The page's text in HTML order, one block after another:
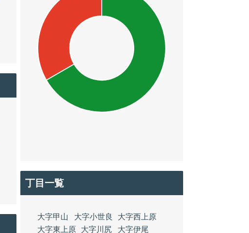
丁目一覧
大字甲山 大字小世良
大字西上原
大字東上原
大字川尻 大字伊尾